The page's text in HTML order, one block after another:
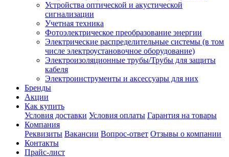
Устройства оптической и акустической
сигнализации
Учетная техника
Фотоэлектрическое преобразование энергии
Электрические распределительные системы (в том
числе электроустановочное оборудование)
Электроизоляционные трубы/Трубы для защиты
кабеля
Электроинструменты и аксессуары для них
Бренды
Акции
Как купить
Условия доставки Условия оплаты Гарантия на товары
Компания
Реквизиты Вакансии Вопрос-ответ Отзывы о компании
Контакты
Прайс-лист